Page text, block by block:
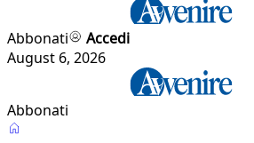
Abbonati
Accedi
August 6, 2026
Abbonati